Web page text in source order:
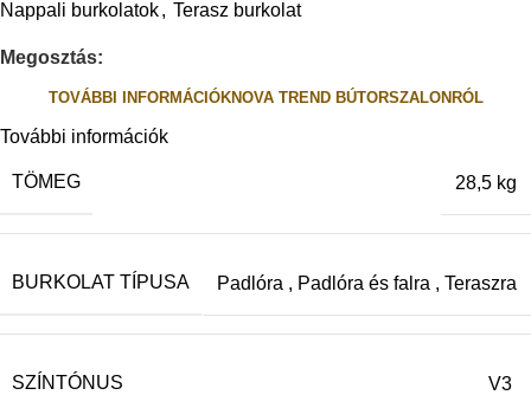
Nappali burkolatok, Terasz burkolat
Megosztás:
TOVÁBBI INFORMÁCIÓKNOVA TREND BÚTORSZALONRÓL
További információk
TÖMEG 28,5 kg
BURKOLAT TÍPUSA Padlóra , Padlóra és falra , Teraszra
SZÍNTÓNUS V3